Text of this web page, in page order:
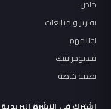
خاص
تقارير و متابعات
اقلامهم
فيديوجرافيك
بصمة خاصة
اشترك في النشرة البريدية